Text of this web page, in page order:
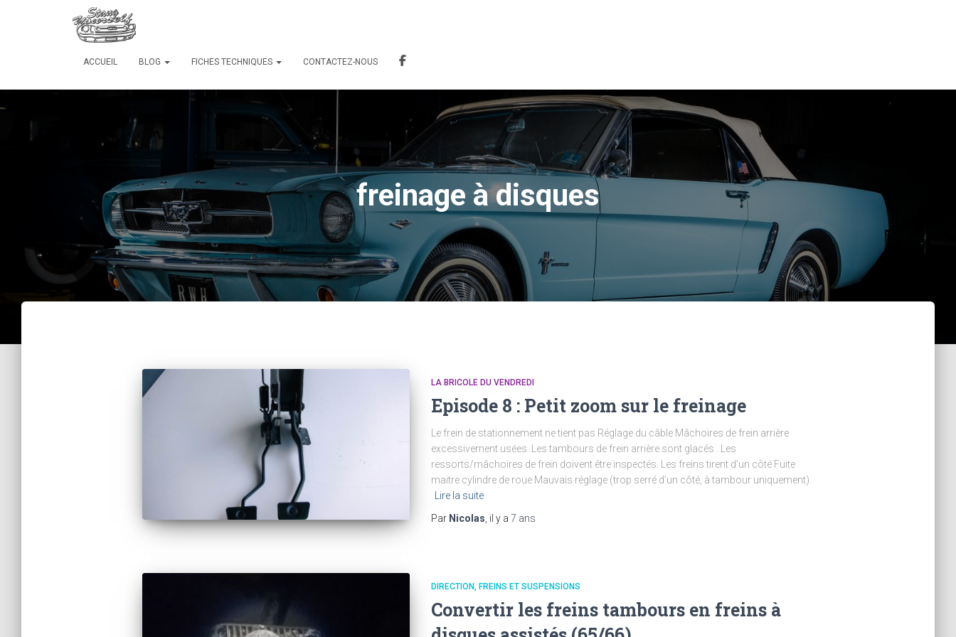
ACCUEIL BLOG FICHES TECHNIQUES CONTACTEZ-NOUS
freinage à disques
LA BRICOLE DU VENDREDI
Episode 8 : Petit zoom sur le freinage
Le frein de stationnement ne tient pas Réglage du câble Mâchoires de frein arrière
excessivement usées. Les tambours de frein arrière sont glacés . Les
ressorts/mâchoires de frein doivent être inspectés. Les freins tirent d’un côté Fuite
maitre cylindre de roue Mauvais réglage (trop serré d’un côté, à tambour uniquement).
Lire la suite
Par Nicolas , il y a 7 ans
DIRECTION, FREINS ET SUSPENSIONS
Convertir les freins tambours en freins à